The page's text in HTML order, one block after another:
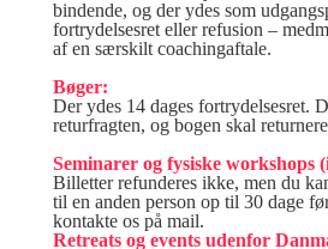
bindende, og der ydes som
fortrydelsesret eller refusion –
af en særskilt coachingaftale.
Bøger:
Der ydes 14 dages fortrydelsesret.
returfragten, og bogen skal
Seminarer og fysiske workshops
Billetter refunderes ikke, men du
til en anden person op til 30 dage
kontakte os på mail.
Retreats og events udenfor